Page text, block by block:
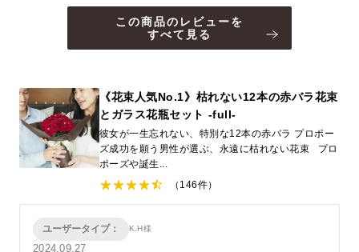
この商品のレビューを
すべて見る
《花束人気No.1》枯れない12本の赤バラ花束
とガラス花瓶セット ‐full‐
彼女が一生忘れない、特別な12本の赤バラ プロポー
ズ成功を願う男性が選ぶ、永遠に枯れない花束 プロ
ポーズや誕生...
（146件）
ユーザータイプ： K.H様
2024.09.27